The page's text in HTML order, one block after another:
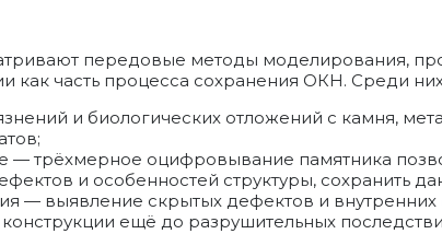
передовые методы моделирования,
как часть процесса сохранения ОКН. Среди
и биологических отложений с камня,
— трёхмерное оцифровывание памятника
и особенностей структуры, сохранить
— выявление скрытых дефектов и внутренних
ещё до разрушительных